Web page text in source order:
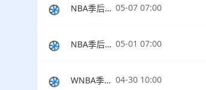
NBA季后赛东部半决赛G2 05-07 07:00
NBA季后赛东部首轮G6 05-01 07:00
WNBA季前赛 04-30 10:00